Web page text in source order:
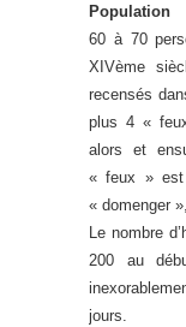
Population
60 à 70
XIVème
recensés
plus 4 «
alors et
« feux » est
« domenger
Le nombre
200 au
jours.